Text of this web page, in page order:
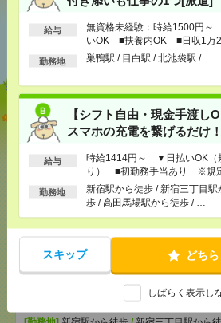
給与
無資格未経験：時給1500円
いOK ■扶養内OK ■日収1万
以上
勤務地 巣鴨駅 / 目白駅 / 北池袋駅 / …
【シフト自由・現金手渡し
スマホの充電を繋げるだけ
給与
時給1414円～ ▼日払いOK（
り） ■初勤務手当あり ※規
る
勤務地
新宿駅から徒歩 / 新宿三丁目駅
歩 / 高田馬場駅から徒歩 / …
スキップ どち
しばらく表示し
あなたの閲覧履歴からの
おすすめ
【オープニング募集】おばあちゃ
いも仕事の1つ[派遣]
[給 与]無資格未経験：時給1500円～ ■週
OK ■扶養内OK ■日収1万2000円以上
[交通費]交通費全額支給
巣鴨駅/ 目白駅/北池袋駅/…
【シフト自由・現金手渡しOK】
充電を繋げるだけ！[派遣]
時給1414円～ ▼日払いOK（規定あ